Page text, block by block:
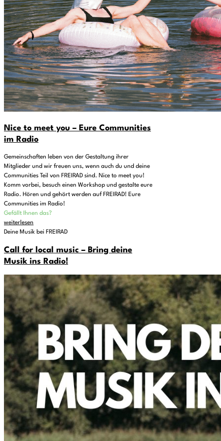
Nice to meet you – Eure Communities
im Radio
Gemeinschaften leben von der Gestaltung ihrer
Mitglieder und wir freuen uns, wenn auch du und deine
Communities Teil von FREIRAD sind. Nice to meet you!
Komm vorbei, besuch einen Workshop und gestalte eure
Radio. Hören und gehört werden auf FREIRAD! Eure
Communities im Radio!
Gefällt Ihnen das?
weiterlesen
Deine Musik bei FREIRAD
Call for local music – Bring deine
Musik ins Radio!